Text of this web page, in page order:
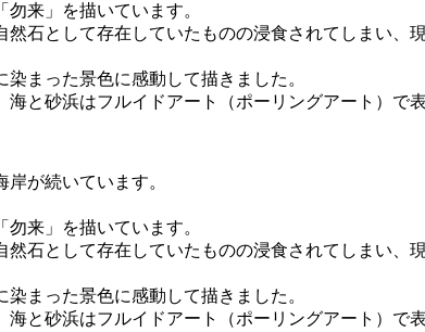
来」を描いています。
石として存在していたものの浸食されてしまい
まった景色に感動して描きました。
と砂浜はフルイドアート（ポーリングアート）で表
が続いています。
来」を描いています。
石として存在していたものの浸食されてしまい
まった景色に感動して描きました。
と砂浜はフルイドアート（ポーリングアート）で表